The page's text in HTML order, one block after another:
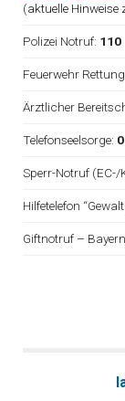
(aktuelle
Polizei Notruf: 110
Feuerwehr
Ärztlicher
Telefonseelsorge:
Sperr-Notruf (EC-/
Hilfetelefon
Giftnotruf –